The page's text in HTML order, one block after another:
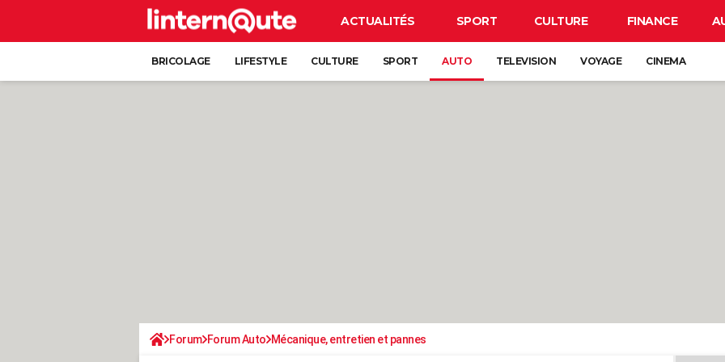
ACTUALITÉS SPORT CULTURE FINANCE
BRICOLAGE LIFESTYLE CULTURE SPORT AUTO TELEVISION VOYAGE CINEMA
Forum Forum Auto Mécanique, entretien et pannes